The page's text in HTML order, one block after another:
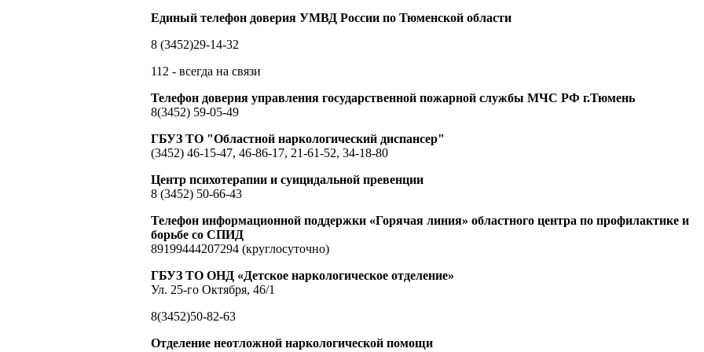
Единый телефон доверия УМВД России по Тюменской области
8 (3452)29-14-32
112 - всегда на связи
Телефон доверия управления государственной пожарной службы МЧС РФ г.Тюмень
8(3452) 59-05-49
ГБУЗ ТО "Областной наркологический диспансер"
(3452) 46-15-47, 46-86-17, 21-61-52, 34-18-80
Центр психотерапии и суицидальной превенции
8 (3452) 50-66-43
Телефон информационной поддержки «Горячая линия» областного центра по профилактике и
борьбе со СПИД
89199444207294 (круглосуточно)
ГБУЗ ТО ОНД «Детское наркологическое отделение»
Ул. 25-го Октября, 46/1
8(3452)50-82-63
Отделение неотложной наркологической помощи